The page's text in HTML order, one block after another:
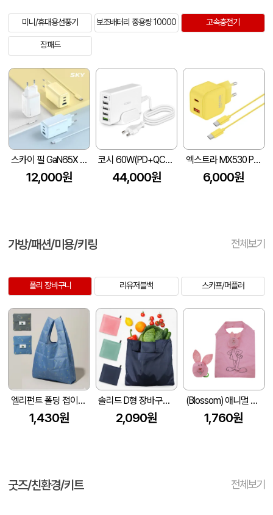
미니/휴대용선풍기 보조배터리 중용량 10000 고속충전기
장패드
스카이 필 GaN65X 4세대 초미니 65W 멀티 3포트 PD 초고속 충전 어댑터+1.2M 케이블
12,000원
코시 60W(PD+QC3.0) 5포트 멀티 고속 충전기
44,000원
엑스트라 MX530 PD PPS 초고속 듀얼 충전기
6,000원
가방/패션/미용/키링 전체보기
폴리 장바구니 리유저블백 스카프/머플러
엘리펀트 폴딩 접이식 장바구니 (290x500mm)
1,430원
솔리드 D형 장바구니(부착형) (420x380mm)
2,090원
(Blossom) 애니멀 포켓 장바구니 (1) 1P
1,760원
굿즈/친환경/키트 전체보기